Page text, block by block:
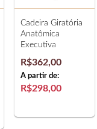
Cadeira Giratória
Anatômica
Executiva
R$362,00
A partir de:
R$298,00